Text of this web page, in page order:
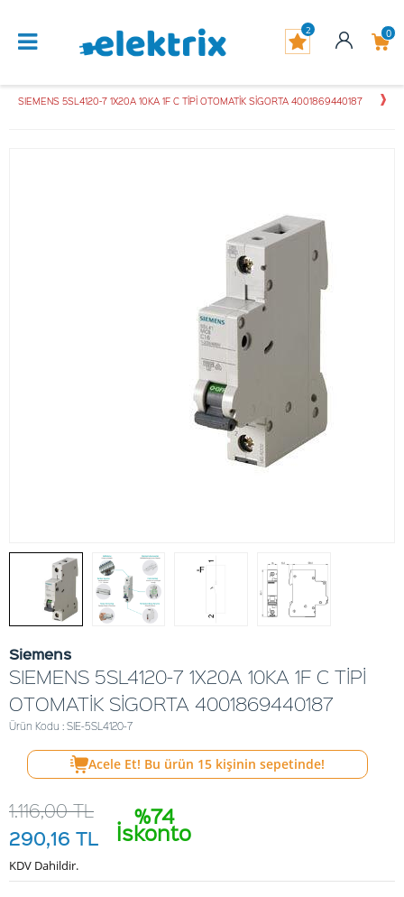
0
2
SIEMENS 5SL4120-7 1X20A 10KA 1F C TİPİ OTOMATİK SİGORTA 4001869440187
Siemens
SIEMENS 5SL4120-7 1X20A 10KA 1F C TİPİ
OTOMATİK SİGORTA 4001869440187
Ürün Kodu : SIE-5SL4120-7
Acele Et! Bu ürün 15 kişinin sepetinde!
%74
İskonto
1.116,00TL
290,16 TL
KDV Dahildir.